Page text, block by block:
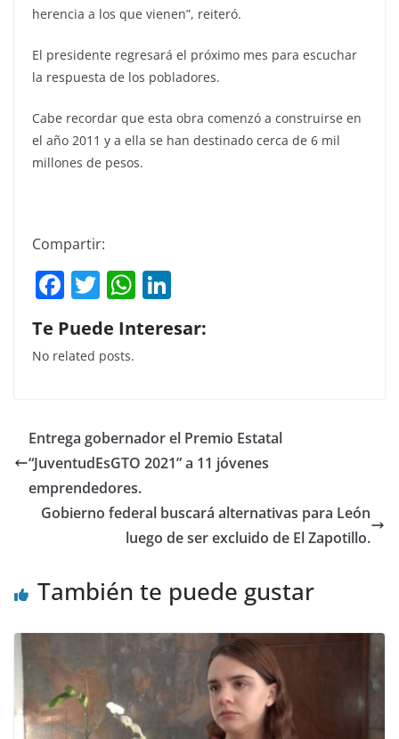
herencia a los que vienen”, reiteró.
El presidente regresará el próximo mes para escuchar
la respuesta de los pobladores.
Cabe recordar que esta obra comenzó a construirse en
el año 2011 y a ella se han destinado cerca de 6 mil
millones de pesos.
Compartir:
F
a
c
e
o
o
k
T
w
itt
er
W
h
at
p
p
k
n
Te Puede Interesar:
No related posts.
Entrega gobernador el Premio Estatal
“JuventudEsGTO 2021” a 11 jóvenes
emprendedores.
Gobierno federal buscará alternativas para León
luego de ser excluido de El Zapotillo.
También te puede gustar